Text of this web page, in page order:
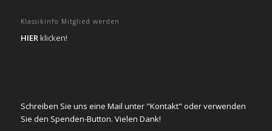
Klassikinfo Mitglied werden
HIERklicken!
Schreiben Sie uns eine Mail unter "Kontakt" oder verwenden
Sie den Spenden-Button. Vielen Dank!